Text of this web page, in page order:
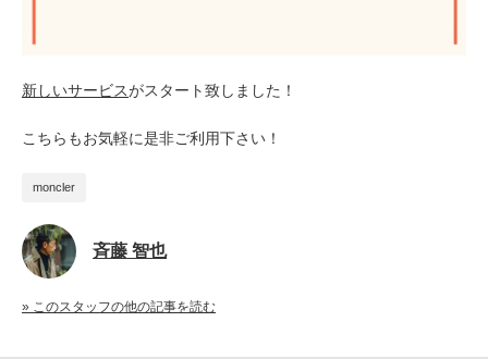
新しいサービスがスタート致しました！
こちらもお気軽に是非ご利用下さい！
moncler
斉藤 智也
» このスタッフの他の記事を読む